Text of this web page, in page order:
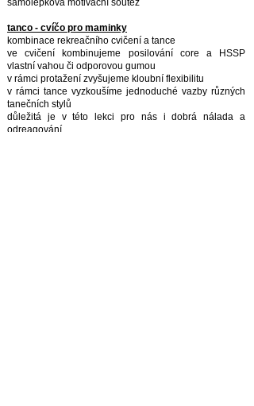
samolepková motivační soutěž
tanco - cvíčo pro maminky
kombinace rekreačního cvičení a tance
ve cvičení kombinujeme posilování core a HSSP
vlastní vahou či odporovou gumou
v rámci protažení zvyšujeme kloubní flexibilitu
v rámci tance vyzkoušíme jednoduché vazby různých
tanečních stylů
důležitá je v této lekci pro nás i dobrá nálada a
odreagování